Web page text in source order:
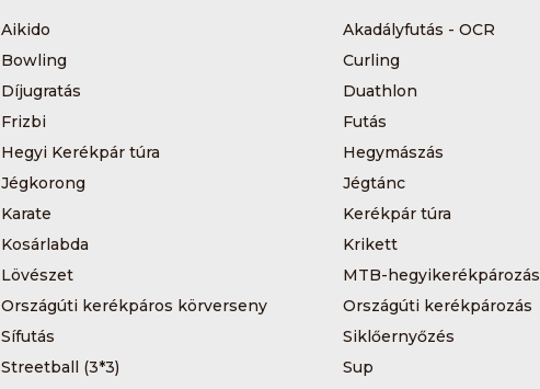
Aikido Akadályfutás - OCR
Bowling Curling
Díjugratás Duathlon
Frizbi Futás
Hegyi Kerékpár túra Hegymászás
Jégkorong Jégtánc
Karate Kerékpár túra
Kosárlabda Krikett
Lövészet MTB-hegyikerékpározás
Országúti kerékpáros körverseny Országúti kerékpározás
Sífutás Siklőernyőzés
Streetball (3*3) Sup